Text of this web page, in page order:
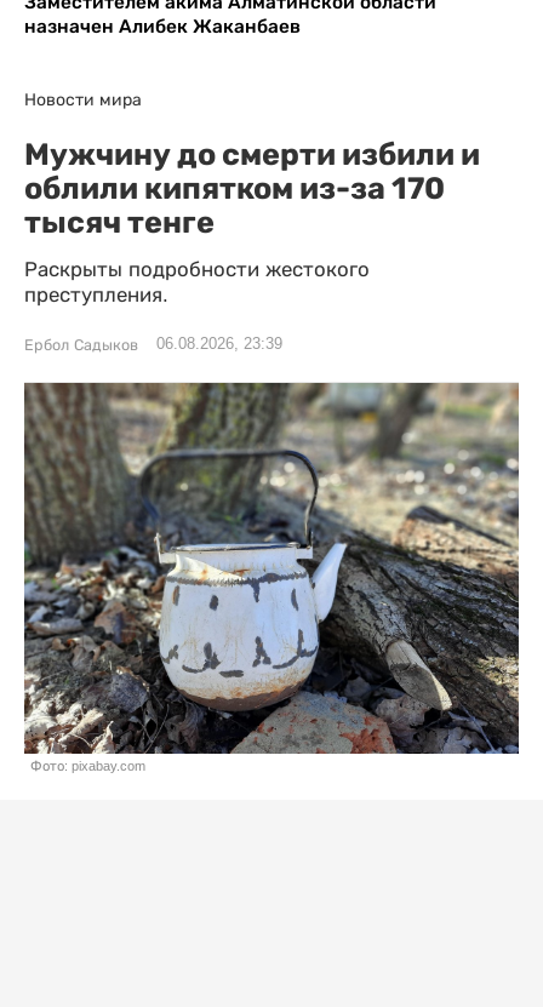
назначен Алибек Жаканбаев
Новости мира
Мужчину до смерти избили и
облили кипятком из-за 170
тысяч тенге
Раскрыты подробности жестокого
преступления.
Ербол Садыков 06.08.2026, 23:39
Фото: pixabay.com